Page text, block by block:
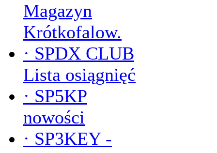
Magazyn
Krótkofalow.
· SPDX CLUB
Lista osiągnięć
· SP5KP
nowości
· SP3KEY -